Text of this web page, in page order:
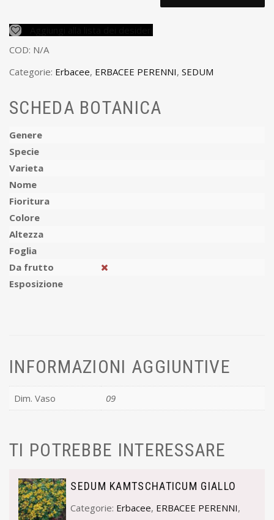
COD: N/A
Categorie: Erbacee, ERBACEE PERENNI, SEDUM
SCHEDA BOTANICA
Genere
Specie
Varieta
Nome
Fioritura
Colore
Altezza
Foglia
Da frutto
Esposizione
INFORMAZIONI AGGIUNTIVE
Dim. Vaso 09
TI POTREBBE INTERESSARE
SEDUM KAMTSCHATICUM GIALLO
Categorie: Erbacee, ERBACEE PERENNI,